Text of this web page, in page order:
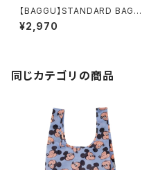
【BAGGU】STANDARD BAGG
U ストロベリーブロッサム
¥2,970
同じカテゴリの商品